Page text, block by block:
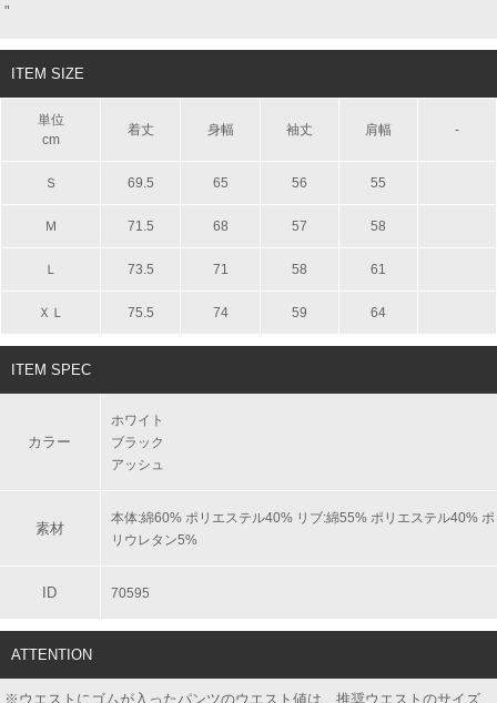
"
ITEM SIZE
単位
cm
着丈 身幅 袖丈 肩幅 -
Ｓ 69.5 65 56 55
Ｍ 71.5 68 57 58
Ｌ 73.5 71 58 61
ＸＬ 75.5 74 59 64
ITEM SPEC
カラー
ホワイト
ブラック
アッシュ
素材
本体:綿60% ポリエステル40% リブ:綿55% ポリエステル40% ポ
リウレタン5%
ID 70595
ATTENTION
※ウエストにゴムが入ったパンツのウエスト値は、推奨ウエストのサイズ